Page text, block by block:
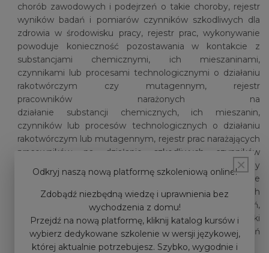
chorób zawodowych i podejrzeń o takie choroby, rejestr
wyników badań i pomiarów czynników szkodliwych dla
zdrowia w środowisku pracy, rejestr prac, wykonywanie
powoduje konieczność pozostawania w kontakcie z
substancjami chemicznymi, ich mieszaninami,
czynnikami lub procesami technologicznymi o działaniu
rakotwórczym czy mutagennym, rejestr
pracowników narażonych na
działanie substancji chemicznych, ich mieszanin,
czynników lub procesów technologicznych o działaniu
rakotwórczym lub mutagennym, rejestr prac narażających
pracowników na działanie szkodliwych czynników
biologicznych zakwalifikowanych do 3 lub 4 grupy
zagrożenia, rejestr pracowników narażonych na działanie
szkodliwych czynników biologicznych zakwalifikowanych
do 3 lub 4 grupy zagrożenia, rejestr maszyn i urządzeń,
które podlegają dozorowi technicznemu oraz książki
rewizyjne urządzeń/ książki konserwacji dla urządzeń
transportu bliskiego,
×
Odkryj naszą nową platformę szkoleniową online!
Zdobądź niezbędną wiedzę i uprawnienia bez
wychodzenia z domu!
Przejdź na nową platformę, kliknij katalog kursów i
wybierz dedykowane szkolenie w wersji językowej,
której aktualnie potrzebujesz. Szybko, wygodnie i